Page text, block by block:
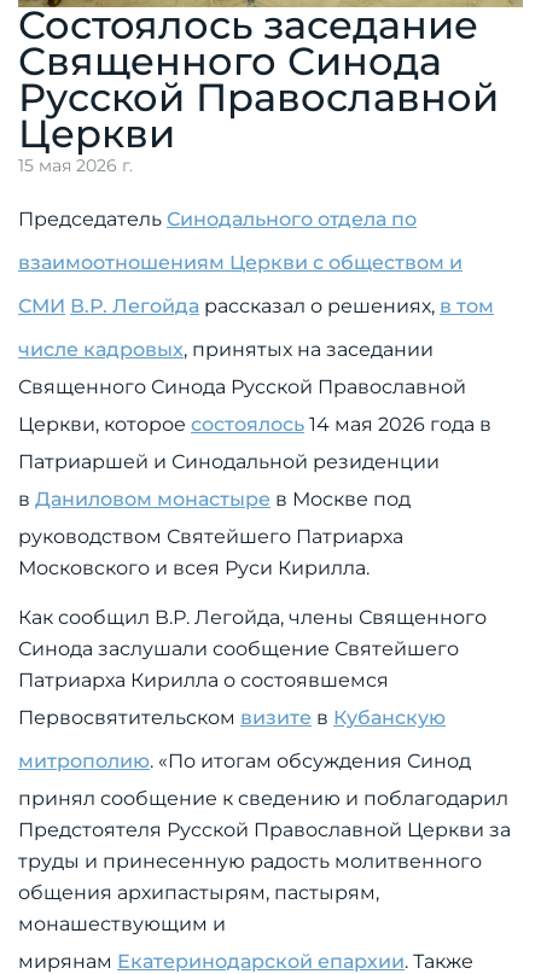
Состоялось заседание
Священного Синода
Русской Православной
Церкви
15 мая 2026 г.
Председатель Синодального отдела по
взаимоотношениям Церкви с обществом и
СМИ В.Р. Легойда рассказал о решениях, в том
числе кадровых, принятых на заседании
Священного Синода Русской Православной
Церкви, которое состоялось 14 мая 2026 года в
Патриаршей и Синодальной резиденции
в Даниловом монастыре в Москве под
руководством Святейшего Патриарха
Московского и всея Руси Кирилла.
Как сообщил В.Р. Легойда, члены Священного
Синода заслушали сообщение Святейшего
Патриарха Кирилла о состоявшемся
Первосвятительском визите в Кубанскую
митрополию. «По итогам обсуждения Синод
принял сообщение к сведению и поблагодарил
Предстоятеля Русской Православной Церкви за
труды и принесенную радость молитвенного
общения архипастырям, пастырям,
монашествующим и
мирянам Екатеринодарской епархии. Также